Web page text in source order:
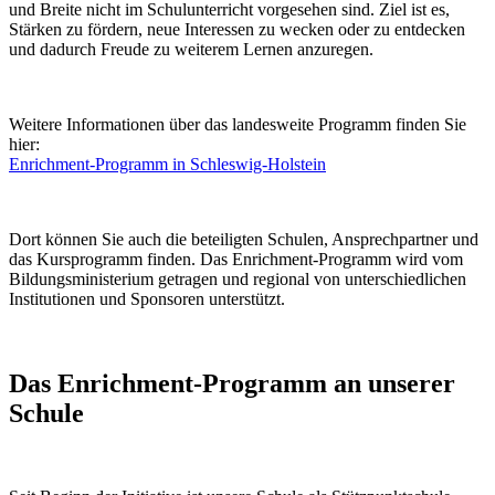
und Breite nicht im Schulunterricht vorgesehen sind. Ziel ist es,
Stärken zu fördern, neue Interessen zu wecken oder zu entdecken
und dadurch Freude zu weiterem Lernen anzuregen.
Weitere Informationen über das landesweite Programm finden Sie
hier:
Enrichment-Programm in Schleswig-Holstein
Dort können Sie auch die beteiligten Schulen, Ansprechpartner und
das Kursprogramm finden. Das Enrichment-Programm wird vom
Bildungsministerium getragen und regional von unterschiedlichen
Institutionen und Sponsoren unterstützt.
Das Enrichment-Programm an unserer
Schule